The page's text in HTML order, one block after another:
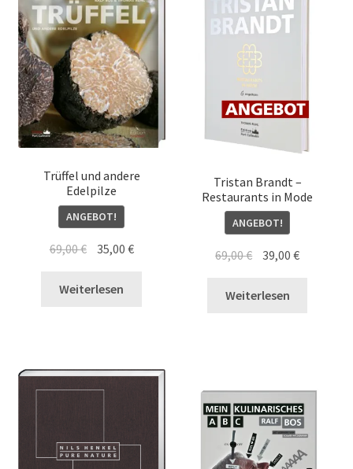
Trüffel und andere
Edelpilze
ANGEBOT!
69,00€ Ursprünglicher
war:
35,00 €Aktueller
Weiterlesen
Tristan Brandt –
Restaurants in Mode
ANGEBOT!
69,00€
Ursprünglicher
war:
39,00€Aktueller
Weiterlesen